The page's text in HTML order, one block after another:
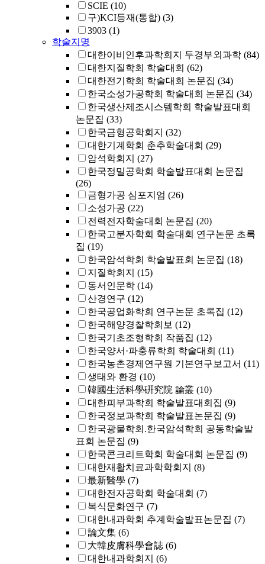
SCIE (10)
구)KCI등재(통합) (3)
3903 (1)
학술지명
대한이비인후과학회지 두경부외과학 (84)
대한지질학회 학술대회 (62)
대한전기학회 학술대회 논문집 (34)
한국소성가공학회 학술대회 논문집 (34)
한국생산제조시스템학회 학술발표대회
논문집 (33)
한국금형공학회지 (32)
대한기계학회 춘추학술대회 (29)
암석학회지 (27)
한국정밀공학회 학술발표대회 논문집
(26)
금형가공 심포지엄 (26)
소성가공 (22)
전력전자학술대회 논문집 (20)
한국고분자학회 학술대회 연구논문 초록
집 (19)
한국암석학회 학술발표회 논문집 (18)
지질학회지 (15)
동서인문학 (14)
산경연구 (12)
한국공업화학회 연구논문 초록집 (12)
한국해양경찰학회보 (12)
한국기초조형학회 작품집 (12)
한국양서·파충류학회 학술대회 (11)
한국농촌경제연구원 기본연구보고서 (11)
생태와 환경 (10)
韓國生活科學硏究院 論叢 (10)
대한피부과학회 학술발표대회집 (9)
한국정보과학회 학술발표논문집 (9)
한국광물학회.한국암석학회 공동학술발
표회 논문집 (9)
한국콘크리트학회 학술대회 논문집 (9)
대한재활치료과학학회지 (8)
最新醫學 (7)
대한전자공학회 학술대회 (7)
복식문화연구 (7)
대한내과학회 추계학술발표논문집 (7)
論文集 (6)
大韓皮膚科學會誌 (6)
대한내과학회지 (6)